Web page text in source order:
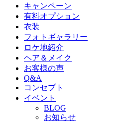
キャンペーン
有料オプション
衣装
フォトギャラリー
ロケ地紹介
ヘア＆メイク
お客様の声
Q&A
コンセプト
イベント
BLOG
お知らせ